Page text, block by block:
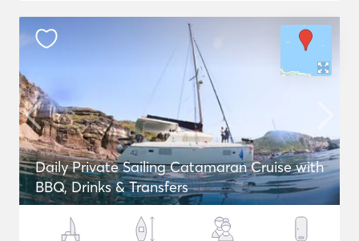
Daily Private Sailing Catamaran Cruise with
BBQ, Drinks & Transfers